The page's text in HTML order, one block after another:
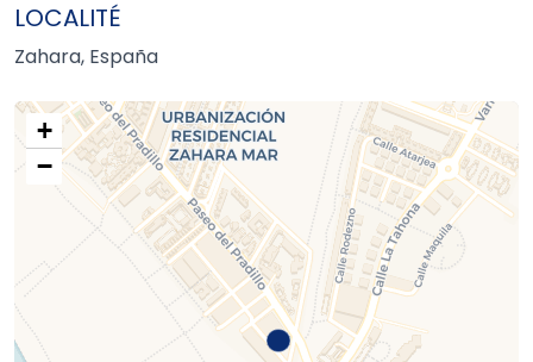
LOCALITÉ
Zahara, España
+
−